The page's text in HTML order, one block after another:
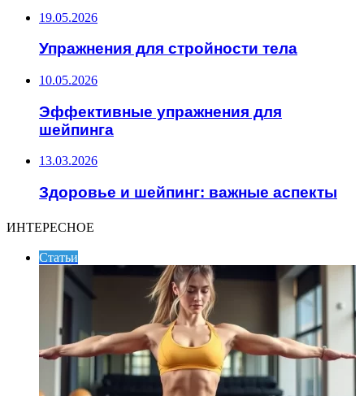
19.05.2026
Упражнения для стройности тела
10.05.2026
Эффективные упражнения для
шейпинга
13.03.2026
Здоровье и шейпинг: важные аспекты
ИНТЕРЕСНОЕ
Статьи